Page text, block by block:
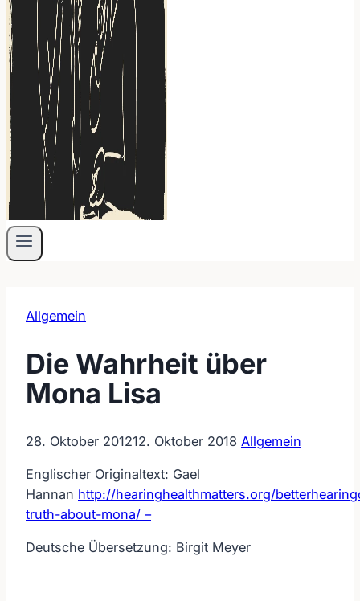
Allgemein
Die Wahrheit über
Mona Lisa
28. Oktober 201212. Oktober 2018 Allgemein
Englischer Originaltext: Gael
Hannan http://hearinghealthmatters.org/
truth-about-mona/ –
Deutsche Übersetzung: Birgit Meyer